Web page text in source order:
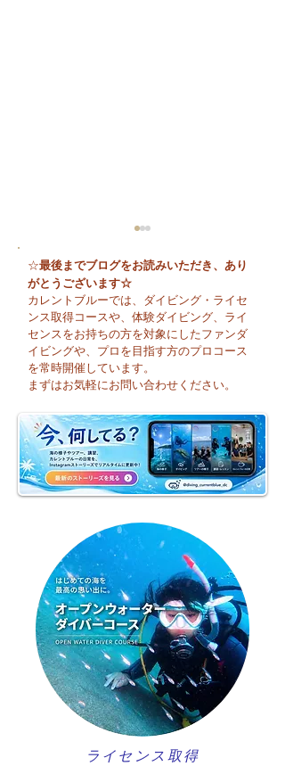
😊 海へ戻る第一歩！リ
フレッシュコース開催♪
☆最後までブログをお読みいただき、あり
がとうございます☆
カレントブルーでは、ダイビング・ライセ
ンス取得コースや、体験ダイビング、ライ
センスをお持ちの方を対象にしたファンダ
イビングや、プロを目指す方のプロコース
を常時開催しています。
まずはお気軽にお問い合わせください。
ライセンス取得